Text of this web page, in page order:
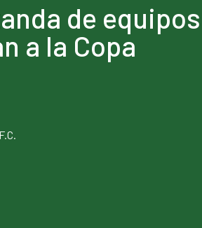
de equipos
a la Copa